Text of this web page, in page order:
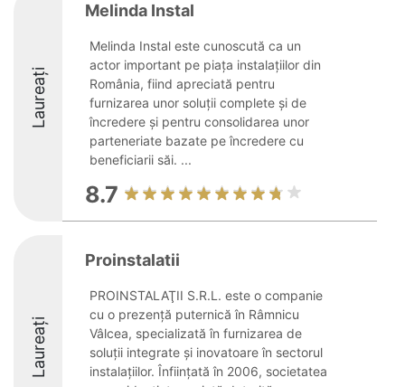
Laureați
Melinda Instal
Melinda Instal este cunoscută ca un
actor important pe piața instalațiilor din
România, fiind apreciată pentru
furnizarea unor soluții complete și de
încredere și pentru consolidarea unor
parteneriate bazate pe încredere cu
beneficiarii săi. ...
8.7
Laureați
Proinstalatii
PROINSTALAŢII S.R.L. este o companie
cu o prezență puternică în Râmnicu
Vâlcea, specializată în furnizarea de
soluții integrate și inovatoare în sectorul
instalațiilor. Înființată în 2006, societatea